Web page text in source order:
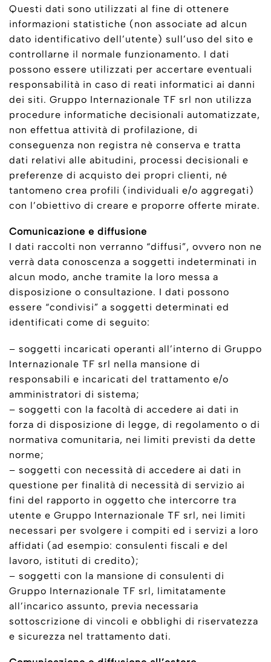
Questi dati sono utilizzati al fine di ottenere
informazioni statistiche (non associate ad alcun
dato identificativo dell’utente) sull’uso del sito e
controllarne il normale funzionamento. I dati
possono essere utilizzati per accertare eventuali
responsabilità in caso di reati informatici ai danni
dei siti. Gruppo Internazionale TF srl non utilizza
procedure informatiche decisionali automatizzate,
non effettua attività di profilazione, di
conseguenza non registra nè conserva e tratta
dati relativi alle abitudini, processi decisionali e
preferenze di acquisto dei propri clienti, né
tantomeno crea profili (individuali e/o aggregati)
con l’obiettivo di creare e proporre offerte mirate.
Comunicazione e diffusione
I dati raccolti non verranno “diffusi”, ovvero non ne
verrà data conoscenza a soggetti indeterminati in
alcun modo, anche tramite la loro messa a
disposizione o consultazione. I dati possono
essere “condivisi” a soggetti determinati ed
identificati come di seguito:
– soggetti incaricati operanti all’interno di Gruppo
Internazionale TF srl nella mansione di
responsabili e incaricati del trattamento e/o
amministratori di sistema;
– soggetti con la facoltà di accedere ai dati in
forza di disposizione di legge, di regolamento o di
normativa comunitaria, nei limiti previsti da dette
norme;
– soggetti con necessità di accedere ai dati in
questione per finalità di necessità di servizio ai
fini del rapporto in oggetto che intercorre tra
utente e Gruppo Internazionale TF srl, nei limiti
necessari per svolgere i compiti ed i servizi a loro
affidati (ad esempio: consulenti fiscali e del
lavoro, istituti di credito);
– soggetti con la mansione di consulenti di
Gruppo Internazionale TF srl, limitatamente
all’incarico assunto, previa necessaria
sottoscrizione di vincoli e obblighi di riservatezza
e sicurezza nel trattamento dati.